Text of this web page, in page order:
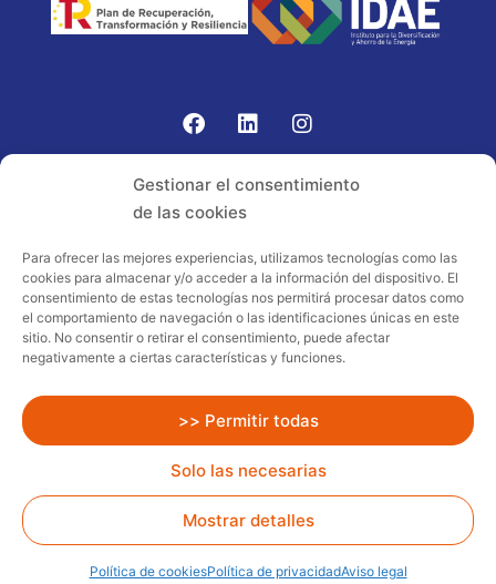
Gestionar el consentimiento
de las cookies
Para ofrecer las mejores experiencias, utilizamos tecnologías como las
cookies para almacenar y/o acceder a la información del dispositivo. El
consentimiento de estas tecnologías nos permitirá procesar datos como
el comportamiento de navegación o las identificaciones únicas en este
sitio. No consentir o retirar el consentimiento, puede afectar
negativamente a ciertas características y funciones.
>> Permitir todas
Solo las necesarias
Mostrar detalles
Política de cookiesPolítica de privacidadAviso legal
Proyecto acogido al programa de
incentivos ligados al autoconsumo y
almacenamiento, con fuentes de energía
renovables, así como a la implantación
sector residencial en el marco del Plan
de Recuperación, Transformación y
Resiliencia, financiado por la Unión
Europea – NextGenerationEU
web: delefant.com